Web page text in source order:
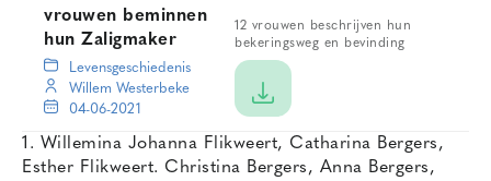
vrouwen beminnen
hun Zaligmaker
12 vrouwen beschrijven hun
bekeringsweg en bevinding
Levensgeschiedenis
Willem Westerbeke
04-06-2021
1. Willemina Johanna Flikweert, Catharina Bergers,
Esther Flikweert. Christina Bergers, Anna Bergers,